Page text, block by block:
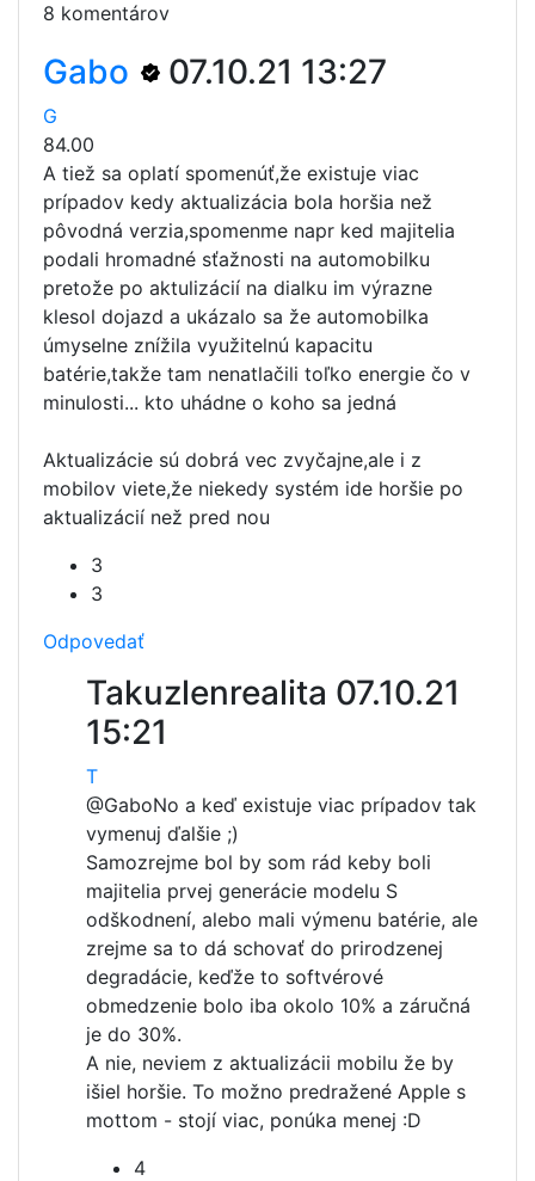
8 komentárov
Gabo 07.10.21 13:27
G
84.00
A tiež sa oplatí spomenúť,že existuje viac
prípadov kedy aktualizácia bola horšia než
pôvodná verzia,spomenme napr ked majitelia
podali hromadné sťažnosti na automobilku
pretože po aktulizácií na dialku im výrazne
klesol dojazd a ukázalo sa že automobilka
úmyselne znížila využitelnú kapacitu
batérie,takže tam nenatlačili toľko energie čo v
minulosti... kto uhádne o koho sa jedná
Aktualizácie sú dobrá vec zvyčajne,ale i z
mobilov viete,že niekedy systém ide horšie po
aktualizácií než pred nou
3
3
Odpovedať
Takuzlenrealita 07.10.21
15:21
T
@GaboNo a keď existuje viac prípadov tak
vymenuj ďalšie ;)
Samozrejme bol by som rád keby boli
majitelia prvej generácie modelu S
odškodnení, alebo mali výmenu batérie, ale
zrejme sa to dá schovať do prirodzenej
degradácie, keďže to softvérové
obmedzenie bolo iba okolo 10% a záručná
je do 30%.
A nie, neviem z aktualizácii mobilu že by
išiel horšie. To možno predražené Apple s
mottom - stojí viac, ponúka menej :D
4